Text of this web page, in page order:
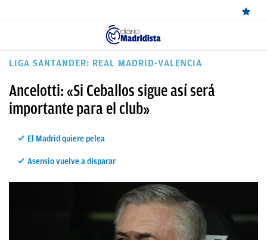
ÚLTIMAS
REAL
LIGA SANTANDER: REAL MADRID-VALENCIA
Ancelotti: «Si Ceballos sigue así será
importante para el club»
El Madrid quiere pelea
Asensio vuelve a disparar